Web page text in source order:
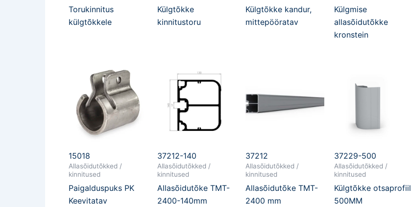
Torukinnitus
külgtõkkele
Külgtõkke
kinnitustoru
Külgtõkke kandur,
mittepööratav
Külgmise
allasõidutõkke
kronstein
15018
Allasõidutõkked /
kinnitused
Paigalduspuks PK
Keevitatav
37212-140
Allasõidutõkked /
kinnitused
Allasõidutõke TMT-
2400-140mm
37212
Allasõidutõkked /
kinnitused
Allasõidutõke TMT-
2400 mm
37229-500
Allasõidutõkked /
kinnitused
Külgtõkke otsaprofiil
500MM